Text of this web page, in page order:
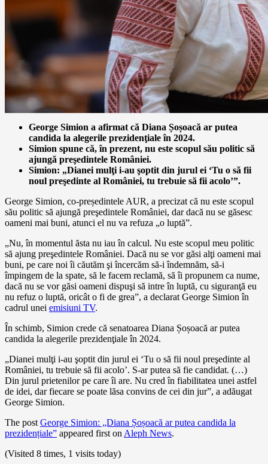
George Simion a afirmat că Diana Șoșoacă ar putea
candida la alegerile prezidenţiale în 2024.
Simion spune că, în prezent, nu este scopul său politic să
ajungă preşedintele României.
Simion: „Dianei mulţi i-au şoptit din jurul ei ‘Tu o să fii
noul preşedinte al României, tu trebuie să fii acolo’”.
George Simion, co-președintele AUR, a precizat că nu este scopul
său politic să ajungă preşedintele României, dar dacă nu se găsesc
oameni mai buni, atunci el nu va refuza „o luptă”.
„Nu, în momentul ăsta nu iau în calcul. Nu este scopul meu politic
să ajung preşedintele României. Dacă nu se vor găsi alţi oameni mai
buni, pe care noi îi căutăm şi încercăm să-i îndemnăm, să-i
împingem de la spate, să le facem reclamă, să îi propunem ca nume,
dacă nu se vor găsi oameni dispuşi să intre în luptă, cu siguranţă eu
nu refuz o luptă, oricât o fi de grea”, a declarat George Simion în
cadrul unei emisiuni TV.
În schimb, Simion crede că senatoarea Diana Șoșoacă ar putea
candida la alegerile prezidenţiale în 2024.
„Dianei mulţi i-au şoptit din jurul ei ‘Tu o să fii noul preşedinte al
României, tu trebuie să fii acolo’. S-ar putea să fie candidat. (…)
Din jurul prietenilor pe care îi are. Nu cred în fiabilitatea unei astfel
de idei, dar fiecare se poate lăsa convins de cei din jur”, a adăugat
George Simion.
The post George Simion: „Diana Șoșoacă ar putea candida la
prezidențiale” appeared first on Aleph News.
(Visited 8 times, 1 visits today)